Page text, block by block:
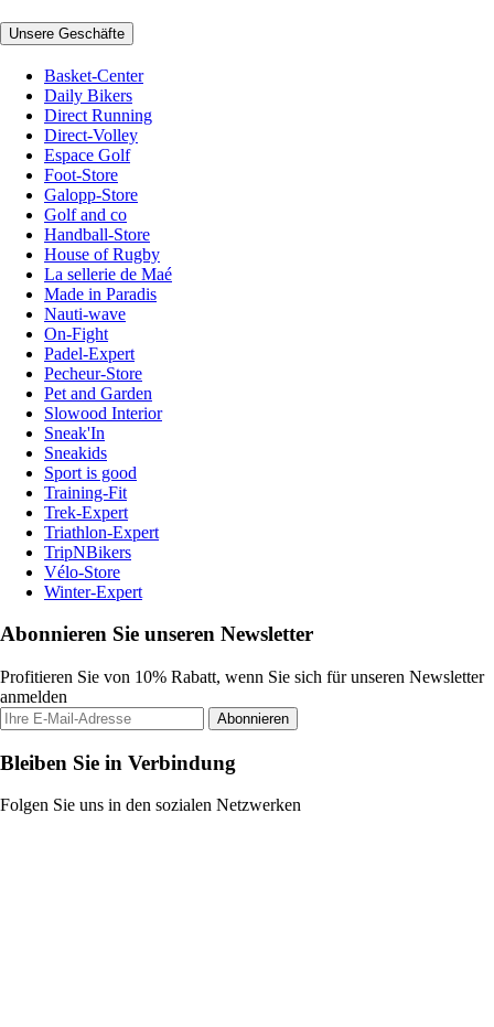
Unsere Geschäfte
Basket-Center
Daily Bikers
Direct Running
Direct-Volley
Espace Golf
Foot-Store
Galopp-Store
Golf and co
Handball-Store
House of Rugby
La sellerie de Maé
Made in Paradis
Nauti-wave
On-Fight
Padel-Expert
Pecheur-Store
Pet and Garden
Slowood Interior
Sneak'In
Sneakids
Sport is good
Training-Fit
Trek-Expert
Triathlon-Expert
TripNBikers
Vélo-Store
Winter-Expert
Abonnieren Sie unseren Newsletter
Profitieren Sie von 10% Rabatt, wenn Sie sich für unseren Newsletter
anmelden
Abonnieren
Bleiben Sie in Verbindung
Folgen Sie uns in den sozialen Netzwerken